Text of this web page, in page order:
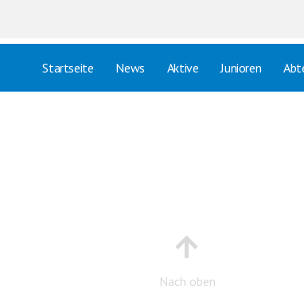
Startseite News Aktive Junioren
Nach oben